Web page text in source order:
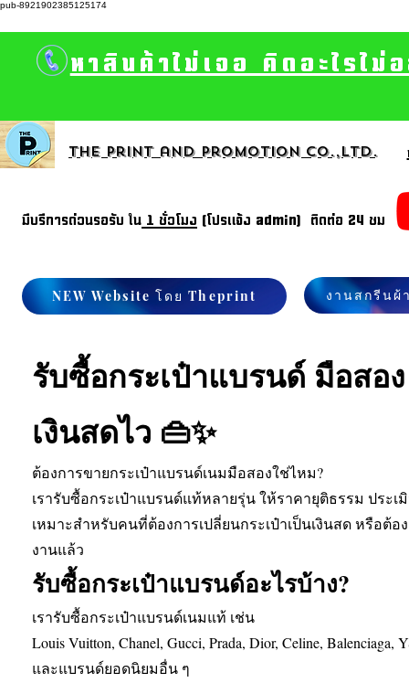
pub-8921902385125174
หาสินค้าไม่เจอ คิดอะไรไ
The print and promotion CO.,Ltd.
มีบรีการด่วนรอรับ ใน 1 ชั่วโมง (โปรแจ้ง admin) ติดต่อ 24 ชม
NEW Website โดย Theprint งานสกรีนผ้
รับซื้อกระเป๋าแบรนด์ มือสอ
เงินสดไว 👜✨
ต้องการขายกระเป๋าแบรนด์เนมมือสองใช่ไหม?
เรารับซื้อกระเป๋าแบรนด์แท้หลายรุ่น ให้ราคายุติธรรม ประเ
เหมาะสำหรับคนที่ต้องการเปลี่ยนกระเป๋าเป็นเงินสด หรือต้อ
งานแล้ว
รับซื้อกระเป๋าแบรนด์อะไรบ้าง?
เรารับซื้อกระเป๋าแบรนด์เนมแท้ เช่น
Louis Vuitton, Chanel, Gucci, Prada, Dior, Celine, Balenciaga,
และแบรนด์ยอดนิยมอื่น ๆ